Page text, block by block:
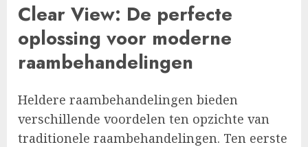
Clear View: De perfecte
oplossing voor moderne
raambehandelingen
Heldere raambehandelingen bieden
verschillende voordelen ten opzichte van
traditionele raambehandelingen. Ten eerste